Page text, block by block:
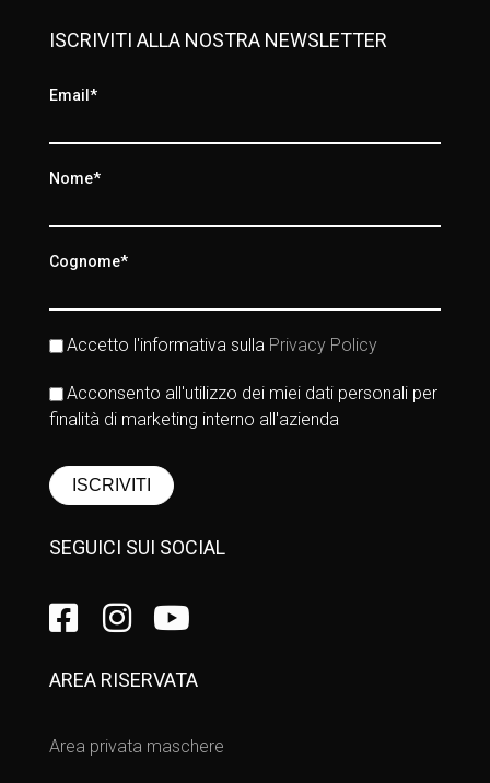
ISCRIVITI ALLA NOSTRA NEWSLETTER
Email*
Nome*
Cognome*
Accetto l'informativa sulla Privacy Policy
Acconsento all'utilizzo dei miei dati personali per
finalità di marketing interno all'azienda
SEGUICI SUI SOCIAL
AREA RISERVATA
Area privata maschere